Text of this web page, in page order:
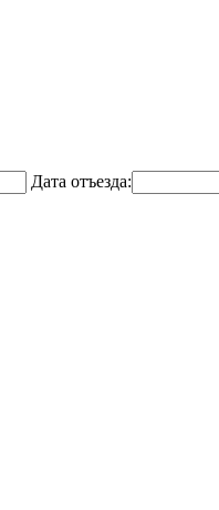
Дата отъезда: